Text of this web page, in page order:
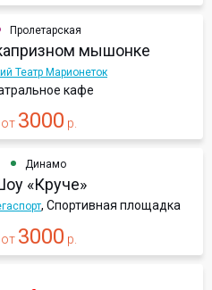
Пролетарская
мышонке
Театр Марионеток
кафе
от 3000 р.
Динамо
«Круче»
, Спортивная площадка
от 3000 р.